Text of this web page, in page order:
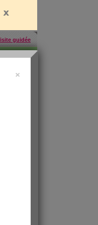
guidée
inscrites
infos
×